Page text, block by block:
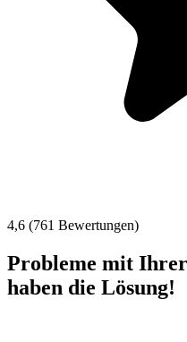
4,6 (761 Bewertungen)
Probleme mit
haben die Lösung!